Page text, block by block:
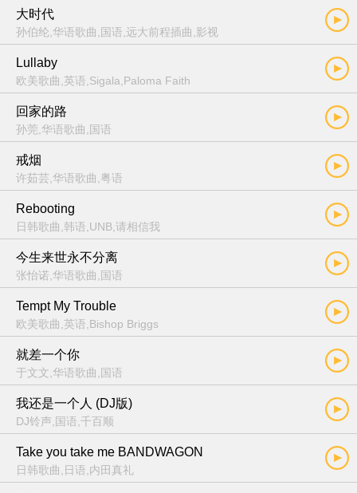
大时代
孙伯纶,华语歌曲,国语,远大前程插曲,影视
Lullaby
欧美歌曲,英语,Sigala,Paloma Faith
回家的路
孙莞,华语歌曲,国语
戒烟
许茹芸,华语歌曲,粤语
Rebooting
日韩歌曲,韩语,UNB,请相信我
今生来世永不分离
张怡诺,华语歌曲,国语
Tempt My Trouble
欧美歌曲,英语,Bishop Briggs
就差一个你
于文文,华语歌曲,国语
我还是一个人 (DJ版)
DJ铃声,国语,千百顺
Take you take me BANDWAGON
日韩歌曲,日语,内田真礼